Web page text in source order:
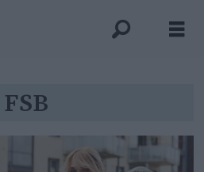
FSB